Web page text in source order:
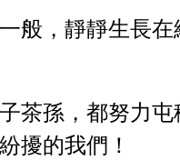
般，靜靜生長
茶孫，都努力
擾的我們！